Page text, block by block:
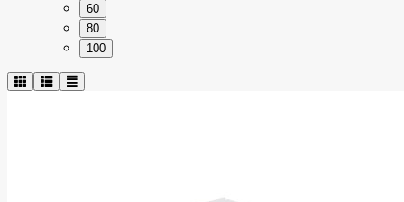
60
80
100